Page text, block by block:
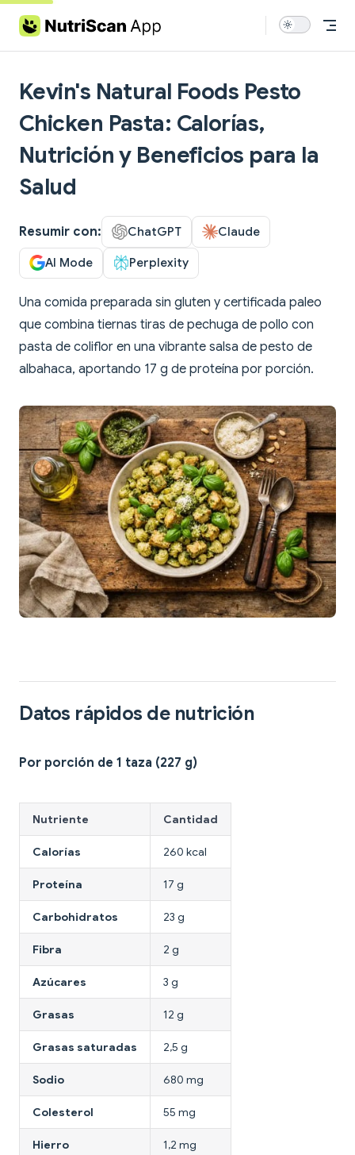
Skip to content
Kevin's Natural Foods Pesto
Chicken Pasta: Calorías,
Nutrición y Beneficios para la
Salud
Resumir con: ChatGPT Claude
AI Mode Perplexity
Una comida preparada sin gluten y certificada paleo
que combina tiernas tiras de pechuga de pollo con
pasta de coliflor en una vibrante salsa de pesto de
albahaca, aportando 17 g de proteína por porción.
Datos rápidos de nutrición
Por porción de 1 taza (227 g)
Nutriente Cantidad
Calorías 260 kcal
Proteína 17 g
Carbohidratos 23 g
Fibra 2 g
Azúcares 3 g
Grasas 12 g
Grasas saturadas 2,5 g
Sodio 680 mg
Colesterol 55 mg
Hierro 1,2 mg